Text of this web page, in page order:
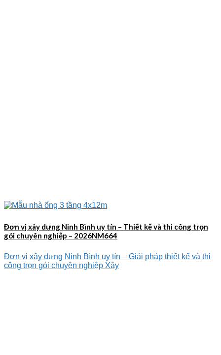
Đơn vị xây dựng Ninh Bình uy tín – Thiết kế và thi công trọn
gói chuyên nghiệp – 2026NM664
Đơn vị xây dựng Ninh Bình uy tín – Giải pháp thiết kế và thi
công trọn gói chuyên nghiệp Xây